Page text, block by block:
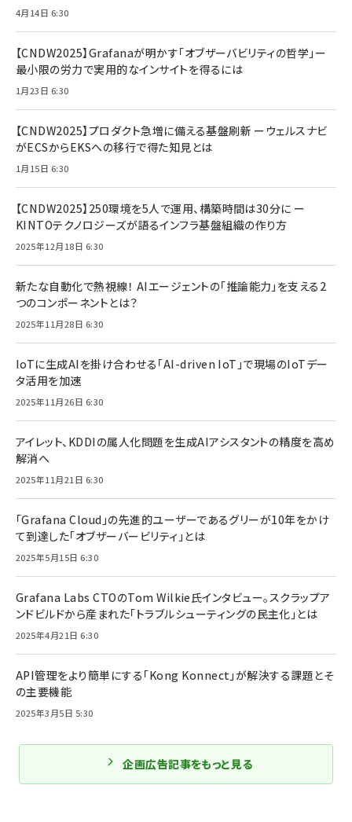
4月14日 6:30
【CNDW2025】Grafanaが明かす「オブザーバビリティの哲学」ー
最小限の労力で実用的なインサイトを得るには
1月23日 6:30
【CNDW2025】プロダクト急増に備える基盤刷新 ーウェルスナビ
がECSからEKSへの移行で得た知見とは
1月15日 6:30
【CNDW2025】250環境を5人で運用、構築時間は30分に ー
KINTOテクノロジーズが語るインフラ基盤組織の作り方
2025年12月18日 6:30
新たな自動化で熱視線！ AIエージェントの「推論能力」を支える2
つのコンポーネントとは？
2025年11月28日 6:30
IoTに生成AIを掛け合わせる「AI-driven IoT」で現場のIoTデー
タ活用を加速
2025年11月26日 6:30
アイレット、KDDIの属人化問題を生成AIアシスタントの精度を高め
解消へ
2025年11月21日 6:30
「Grafana Cloud」の先進的ユーザーであるグリーが10年をかけ
て到達した「オブザーバービリティ」とは
2025年5月15日 6:30
Grafana Labs CTOのTom Wilkie氏インタビュー。スクラップア
ンドビルドから産まれた「トラブルシューティングの民主化」とは
2025年4月21日 6:30
API管理をより簡単にする「Kong Konnect」が解決する課題とそ
の主要機能
2025年3月5日 5:30
企画広告記事をもっと見る